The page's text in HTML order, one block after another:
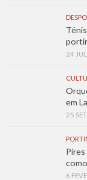
24
em
25
6